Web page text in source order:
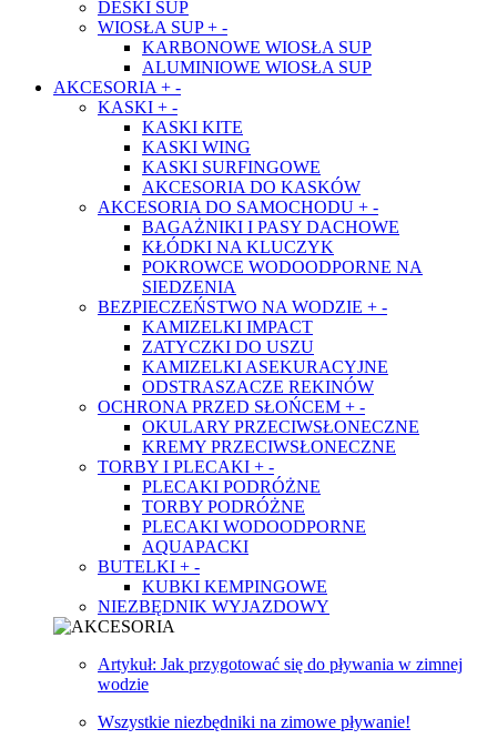
DESKI SUP
WIOSŁA SUP+ -
KARBONOWE WIOSŁA SUP
ALUMINIOWE WIOSŁA SUP
AKCESORIA + -
KASKI + -
KASKI KITE
KASKI WING
KASKI SURFINGOWE
AKCESORIA DO KASKÓW
AKCESORIA DO SAMOCHODU + -
BAGAŻNIKI I PASY DACHOWE
KŁÓDKI NA KLUCZYK
POKROWCE WODOODPORNE NA
SIEDZENIA
BEZPIECZEŃSTWO NA WODZIE + -
KAMIZELKI IMPACT
ZATYCZKI DO USZU
KAMIZELKI ASEKURACYJNE
ODSTRASZACZE REKINÓW
OCHRONA PRZED SŁOŃCEM + -
OKULARY PRZECIWSŁONECZNE
KREMY PRZECIWSŁONECZNE
TORBY I PLECAKI + -
PLECAKI PODRÓŻNE
TORBY PODRÓŻNE
PLECAKI WODOODPORNE
AQUAPACKI
BUTELKI + -
KUBKI KEMPINGOWE
NIEZBĘDNIK WYJAZDOWY
Artykuł: Jak przygotować się do pływania w zimnej
wodzie
Wszystkie niezbędniki na zimowe pływanie!